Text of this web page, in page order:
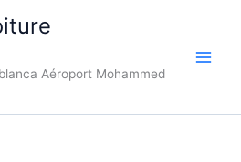
Aéroport Mohammed